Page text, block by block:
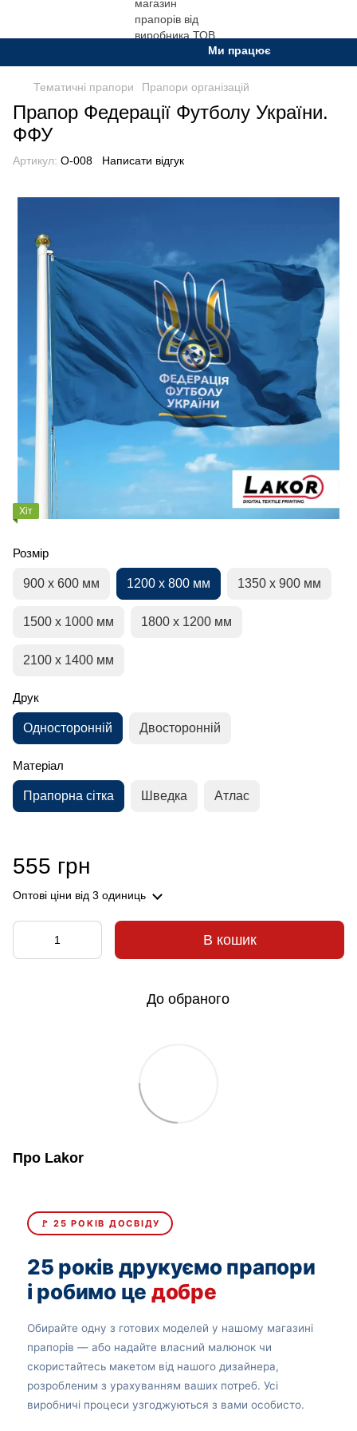
Ми працюємо. Все буде
Тематичні прапори Прапори організацій
Прапор Федерації Футболу України.
ФФУ
Артикул: О-008 Написати відгук
Хіт
Розмір
900 х 600 мм 1200 х 800 мм 1350 х 900 мм
1500 х 1000 мм 1800 х 1200 мм
2100 х 1400 мм
Друк
Односторонній Двосторонній
Матеріал
Прапорна сітка Шведка Атлас
555 грн
Оптові ціни від 3 одиниць
В кошик
До обраного
Про Lakor
🚩 25 РОКІВ ДОСВІДУ
25 років друкуємо прапори
і робимо це добре
Обирайте одну з готових моделей у нашому магазині
прапорів — або надайте власний малюнок чи
скористайтесь макетом від нашого дизайнера,
розробленим з урахуванням ваших потреб. Усі
виробничі процеси узгоджуються з вами особисто.